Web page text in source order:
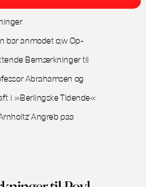
bar anmodet o;w Op-
Bemærkninger til
Abrahamsen og
i »Berlingske Tidende«
Angreb paa